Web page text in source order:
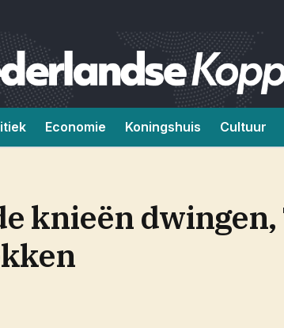
Economie Koningshuis Cultuur
knieën